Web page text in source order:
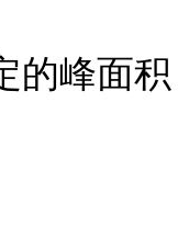
的峰面积